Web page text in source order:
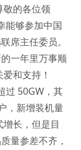
敬的各位领
能够参加中国
席主任委员。
一年里万事顺
和支持！
过 50GW，其
，新增装机量
长，但是目
量参差不齐，